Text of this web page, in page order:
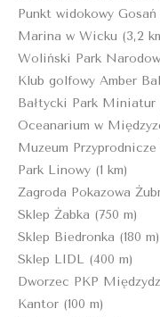
Punkt widokowy
Marina w Wicku (3,2
Woliński Park
Klub golfowy Amber
Bałtycki Park Miniatur
Oceanarium w
Muzeum
Park Linowy (1 km)
Zagroda Pokazowa
Sklep Żabka (750 m)
Sklep Biedronka (180 m)
Sklep LIDL (400 m)
Dworzec PKP
Kantor (100 m)